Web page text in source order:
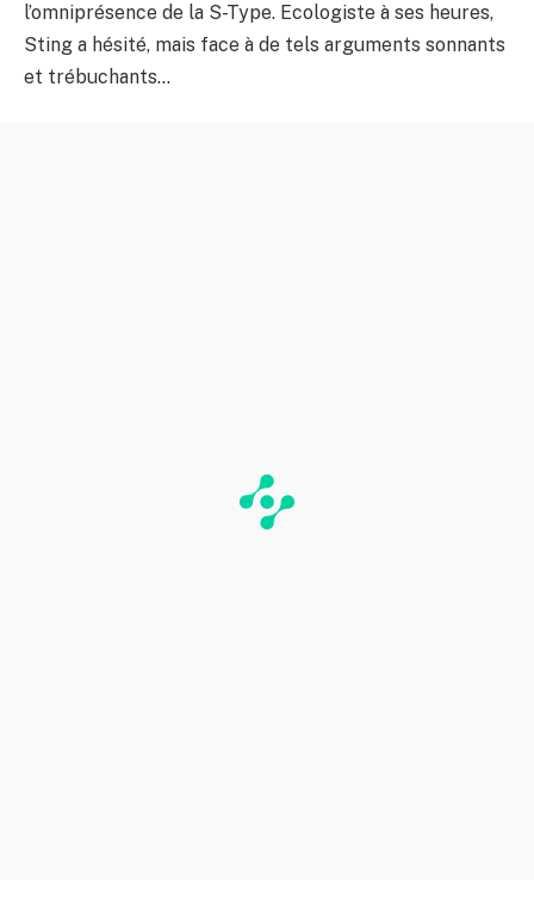
l’omniprésence de la S-Type. Ecologiste à ses heures,
Sting a hésité, mais face à de tels arguments sonnants
et trébuchants…